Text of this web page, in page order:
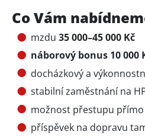
Co Vám
mzdu 35 000–45 000 Kč
náborový bonus 10 000
docházkový a
stabilní zaměstnání na
možnost přestupu
příspěvek na dopravu